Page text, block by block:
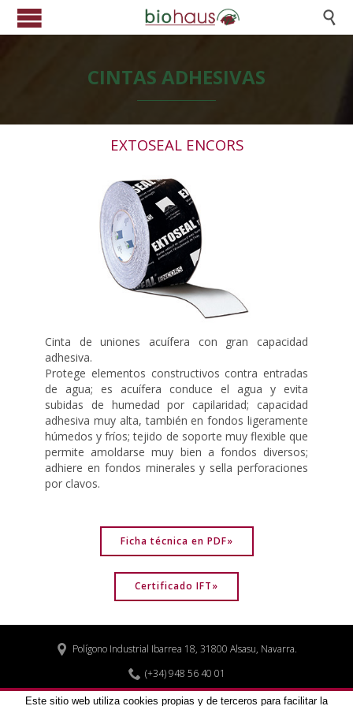

CINTAS ADHESIVAS
EXTOSEAL ENCORS
Cinta de uniones acuífera con gran capacidad
adhesiva.
Protege elementos constructivos contra entradas
de agua; es acuífera conduce el agua y evita
subidas de humedad por capilaridad; capacidad
adhesiva muy alta, también en fondos ligeramente
húmedos y fríos; tejido de soporte muy flexible que
permite amoldarse muy bien a fondos diversos;
adhiere en fondos minerales y sella perforaciones
por clavos.
Ficha técnica en PDF»
Certificado IFT»
 Polígono Industrial Ibarrea 18, 31800 Alsasu, Navarra.
 (+34) 948 56 40 01
 biohaus@biohaus.es
Este sitio web utiliza cookies propias y de terceros para facilitar la